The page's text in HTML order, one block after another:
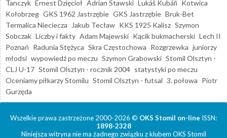
Tanczyk Ernest Dzięcioł Adrian Stawski Lukáš Kubáň Kotwica
Kołobrzeg GKS 1962 Jastrzębie GKS Jastrzębie Bruk-Bet
Termalica Nieciecza
Jakub Tecław KKS 1925 Kalisz Szymon
Sobczak Liczby i fakty Adam Majewski Kącik bukmacherski Lech II
Poznań Radunia Stężyca Skra Częstochowa Rozgrzewka juniorzy
młodsi wypowiedź po meczu Szymon Grabowski Stomil Olsztyn -
CLJ U-17 Stomil Olsztyn - rocznik 2004 statystyki po meczu
Oceniamy piłkarzy Stomilu Stomil Olsztyn - futsal 3. połowa Piotr
Gurzęda
Wszelkie prawa zastrzeżone 2000-2026 © OKS Stomil on-line ISSN:
1898-2328
Niniejsza witryna nie ma żadnego związku z klubem OKS Stomil